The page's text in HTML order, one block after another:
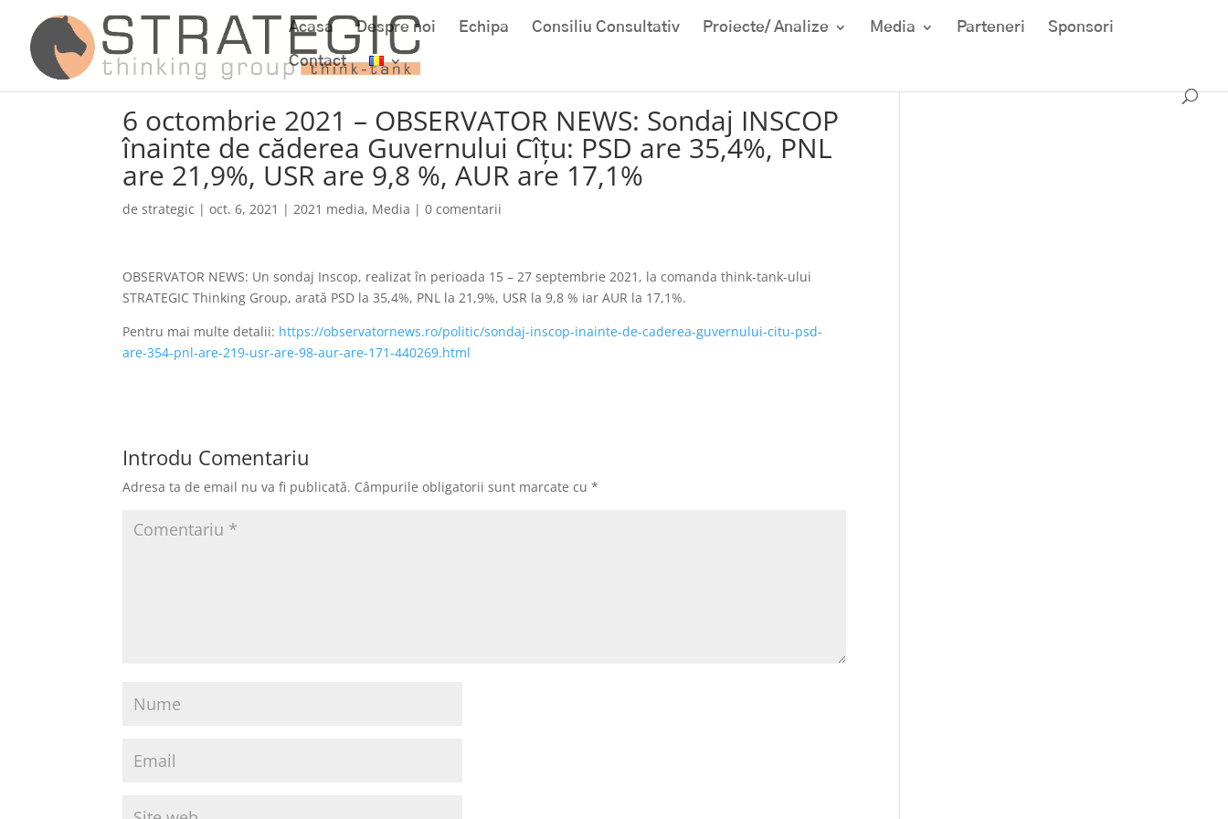
Acasa Despre noi Echipa Consiliu Consultativ Proiecte/ Analize Media Parteneri Sponsori
Contact
6 octombrie 2021 – OBSERVATOR NEWS: Sondaj INSCOP
înainte de căderea Guvernului Cîțu: PSD are 35,4%, PNL
are 21,9%, USR are 9,8 %, AUR are 17,1%
destrategic |oct. 6, 2021 |2021 media, Media |0 comentarii
OBSERVATOR NEWS: Un sondaj Inscop, realizat în perioada 15 – 27 septembrie 2021, la comanda think-tank-ului
STRATEGIC Thinking Group, arată PSD la 35,4%, PNL la 21,9%, USR la 9,8 % iar AUR la 17,1%.
Pentru mai multe detalii: https://observatornews.ro/politic/sondaj-inscop-inainte-de-caderea-guvernului-citu-psd-
are-354-pnl-are-219-usr-are-98-aur-are-171-440269.html
Introdu Comentariu
Adresa ta de email nu va fi publicată. Câmpurile obligatorii sunt marcate cu*